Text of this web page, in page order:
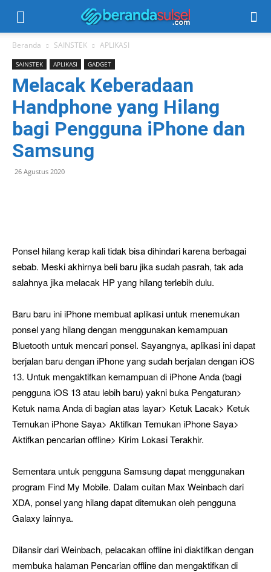
Beranda SAINSTEK APLIKASI
SAINSTEK APLIKASI GADGET
Melacak Keberadaan
Handphone yang Hilang
bagi Pengguna iPhone dan
Samsung
26 Agustus 2020
Ponsel hilang kerap kali tidak bisa dihindari karena berbagai
sebab. Meski akhirnya beli baru jika sudah pasrah, tak ada
salahnya jika melacak HP yang hilang terlebih dulu.
Baru baru ini iPhone membuat aplikasi untuk menemukan
ponsel yang hilang dengan menggunakan kemampuan
Bluetooth untuk mencari ponsel. Sayangnya, aplikasi ini dapat
berjalan baru dengan iPhone yang sudah berjalan dengan iOS
13. Untuk mengaktifkan kemampuan di iPhone Anda (bagi
pengguna iOS 13 atau lebih baru) yakni buka Pengaturan>
Ketuk nama Anda di bagian atas layar> Ketuk Lacak> Ketuk
Temukan iPhone Saya> Aktifkan Temukan iPhone Saya>
Aktifkan pencarian offline> Kirim Lokasi Terakhir.
Sementara untuk pengguna Samsung dapat menggunakan
program Find My Mobile. Dalam cuitan Max Weinbach dari
XDA, ponsel yang hilang dapat ditemukan oleh pengguna
Galaxy lainnya.
Dilansir dari Weinbach, pelacakan offline ini diaktifkan dengan
membuka halaman Pencarian offline dan mengaktifkan di